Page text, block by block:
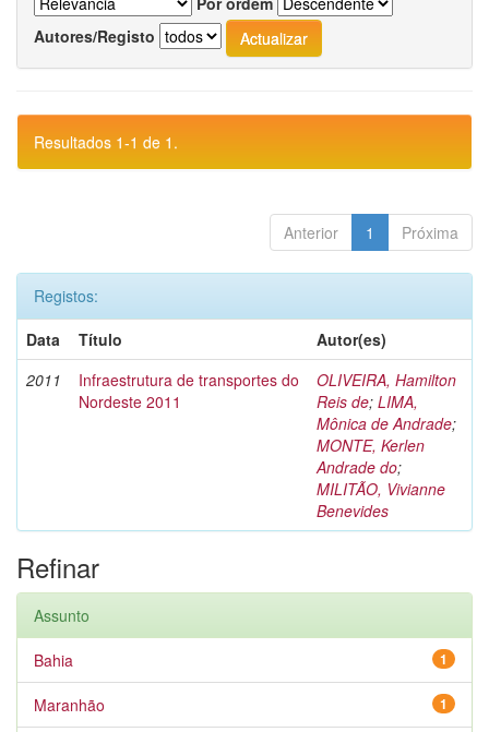
Autores/Registo
Resultados 1-1 de 1.
Anterior 1 Próxima
Registos:
Data
Título
Autor(es)
2011
Infraestrutura de transportes do
Nordeste 2011
OLIVEIRA, Hamilton
Reis de; LIMA,
Mônica de Andrade;
MONTE, Kerlen
Andrade do;
MILITÃO, Vivianne
Benevides
Refinar
Assunto
1
Bahia
1
Maranhão